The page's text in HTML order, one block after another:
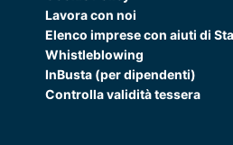
Lavora con noi
Elenco imprese con aiuti di
Whistleblowing
InBusta (per dipendenti)
Controlla validità tessera